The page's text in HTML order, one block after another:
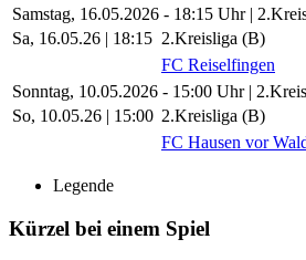
Samstag, 16.05.2026 - 18:15 Uhr |
Sa, 16.05.26 | 18:15 2.Kreisliga (B)
FC Reiselfingen
Sonntag, 10.05.2026 - 15:00 Uhr |
So, 10.05.26 | 15:00 2.Kreisliga (B)
FC Hausen vor
Legende
Kürzel bei einem Spiel